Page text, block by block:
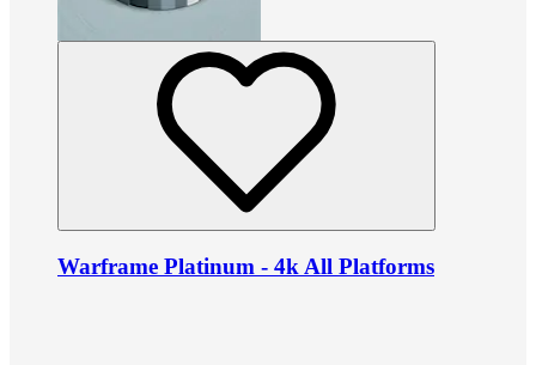
Warframe Platinum - 4k All Platforms